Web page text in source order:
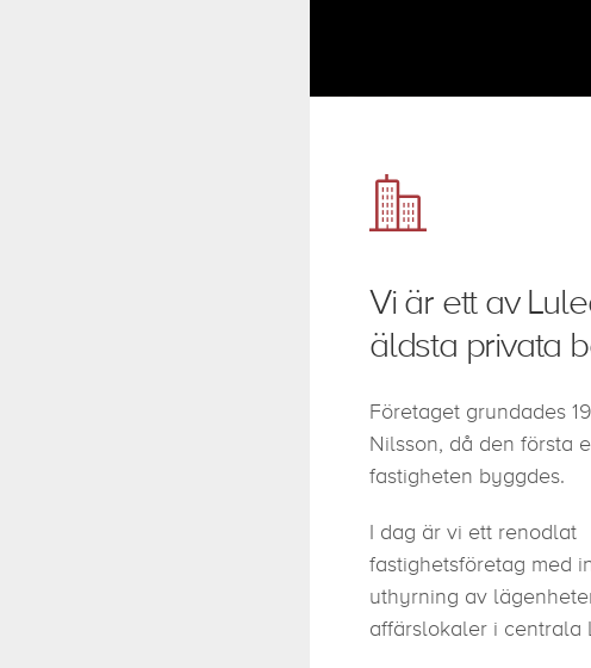
Vi är ett av
äldsta privata
Företaget grundades
Nilsson, då den första
fastigheten byggdes.
I dag är vi ett renodlat
fastighetsföretag med
uthyrning av
affärslokaler i centrala